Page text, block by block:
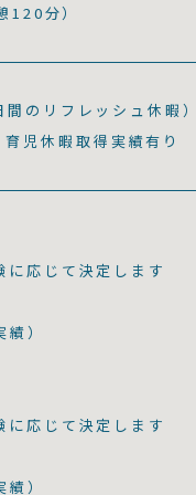
分）
のリフレッシュ休暇
児休暇取得実績有り
応じて決定します
）
応じて決定します
）